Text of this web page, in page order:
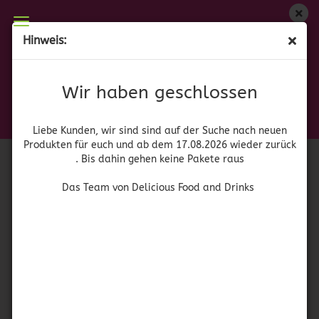
Hinweis:
Wir haben geschlossen
Liebe Kunden, wir sind sind auf der Suche nach neuen
Produkten für euch und ab dem 17.08.2026 wieder zurück
. Bis dahin gehen keine Pakete raus
Das Team von Delicious Food and Drinks
Wir haben geschlossen
zurück. Bis dahin gehen keine Pakete raus
Das Team von Delicious Food and Drinks
41653)